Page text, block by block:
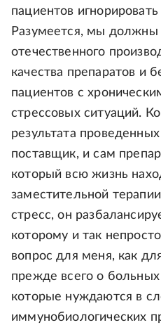
пациентов
Разумеется, мы должны
отечественного
качества препаратов и
пациентов с
стрессовых ситуаций.
результата
поставщик, и сам
который всю жизнь
заместительной
стресс, он
которому и так
вопрос для меня, как
прежде всего о
которые нуждаются в
иммунобиологических